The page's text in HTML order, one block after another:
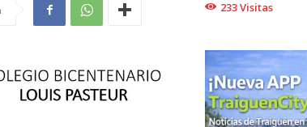
233Visitas